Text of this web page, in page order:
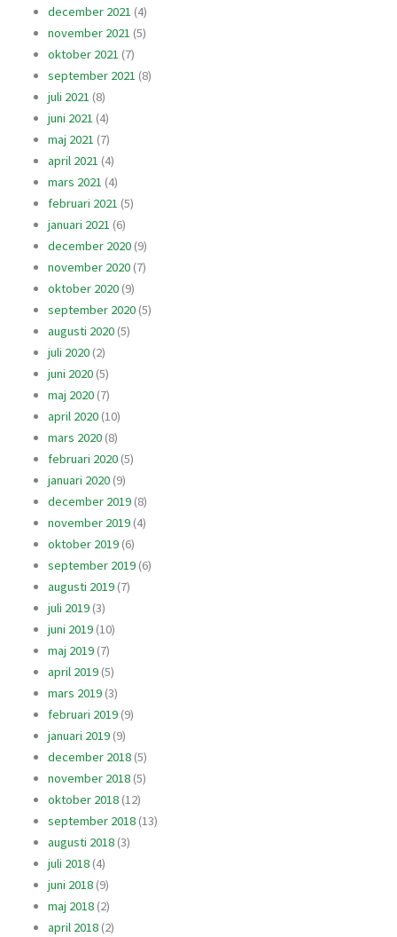
december 2021 (4)
november 2021 (5)
oktober 2021 (7)
september 2021 (8)
juli 2021 (8)
juni 2021 (4)
maj 2021 (7)
april 2021 (4)
mars 2021 (4)
februari 2021 (5)
januari 2021 (6)
december 2020(9)
november 2020(7)
oktober 2020(9)
september 2020(5)
augusti 2020(5)
juli 2020(2)
juni 2020(5)
maj 2020(7)
april 2020(10)
mars 2020(8)
februari 2020(5)
januari 2020(9)
december 2019(8)
november 2019(4)
oktober 2019(6)
september 2019(6)
augusti 2019(7)
juli 2019(3)
juni 2019(10)
maj 2019(7)
april 2019(5)
mars 2019(3)
februari 2019(9)
januari 2019(9)
december 2018(5)
november 2018(5)
oktober 2018(12)
september 2018(13)
augusti 2018(3)
juli 2018(4)
juni 2018(9)
maj 2018(2)
april 2018(2)